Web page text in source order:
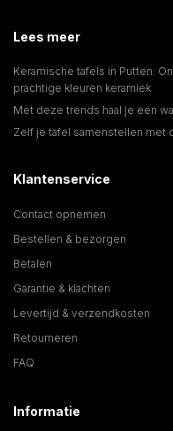
Lees meer
Keramische tafels in Putten:
prachtige kleuren keramiek
Met deze trends haal je een
Zelf je tafel samenstellen met
Klantenservice
Contact opnemen
Bestellen & bezorgen
Betalen
Garantie & klachten
Levertijd & verzendkosten
Retourneren
FAQ
Informatie